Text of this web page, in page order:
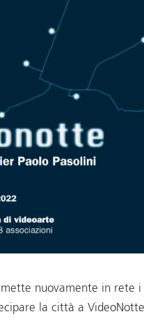
mette nuovamente in rete i
la città a